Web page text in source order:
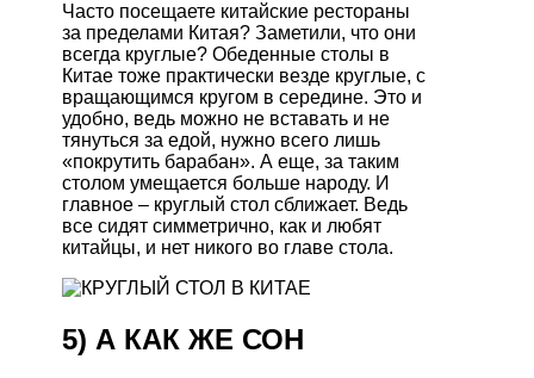
Часто посещаете китайские рестораны
за пределами Китая? Заметили, что они
всегда круглые? Обеденные столы в
Китае тоже практически везде круглые, с
вращающимся кругом в середине. Это и
удобно, ведь можно не вставать и не
тянуться за едой, нужно всего лишь
«покрутить барабан». А еще, за таким
столом умещается больше народу. И
главное – круглый стол сближает. Ведь
все сидят симметрично, как и любят
китайцы, и нет никого во главе стола.
5) А КАК ЖЕ СОН